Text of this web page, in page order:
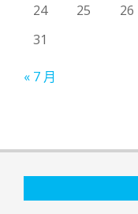
24
25 26
31
« 7 月